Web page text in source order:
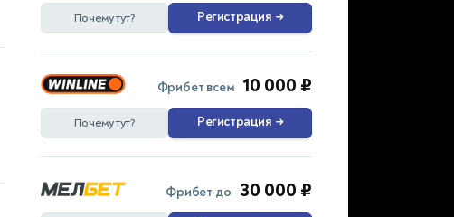
Почему тут? Регистрация →
Фрибет всем 10 000 ₽
Почему тут? Регистрация →
Фрибет до 30 000 ₽